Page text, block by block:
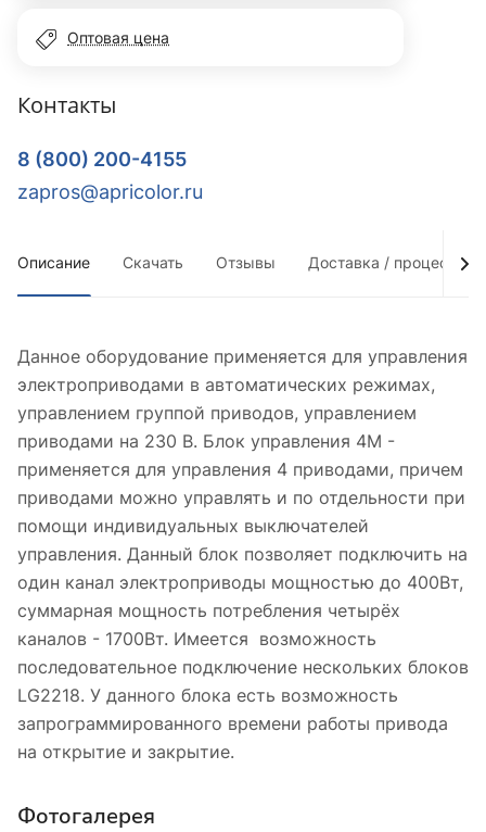
Оптовая цена
Контакты
8 (800) 200-4155
zapros@apricolor.ru
Описание Скачать Отзывы Доставка / процесс
Данное оборудование применяется для управления
электроприводами в автоматических режимах,
управлением группой приводов, управлением
приводами на 230 В. Блок управления 4М -
применяется для управления 4 приводами, причем
приводами можно управлять и по отдельности при
помощи индивидуальных выключателей
управления. Данный блок позволяет подключить на
один канал электроприводы мощностью до 400Вт,
суммарная мощность потребления четырёх
каналов - 1700Вт. Имеется возможность
последовательное подключение нескольких блоков
LG2218. У данного блока есть возможность
запрограммированного времени работы привода
на открытие и закрытие.
Фотогалерея